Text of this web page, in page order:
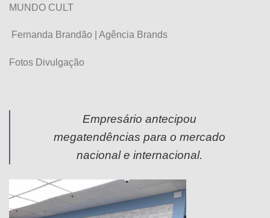
MUNDO CULT
Fernanda Brandão | Agência Brands
Fotos Divulgação
Empresário antecipou
megatendências para o mercado
nacional e internacional.